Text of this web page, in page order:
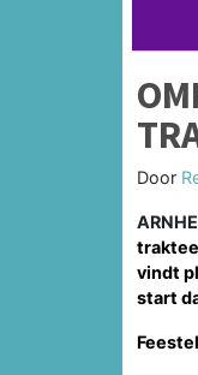
Door
vindt
start